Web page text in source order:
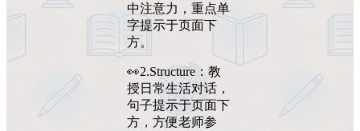
中注意力，重点单
字提示于页面下
方。
👀2.Structure：教
授日常生活对话，
句子提示于页面下
方，方便老师参